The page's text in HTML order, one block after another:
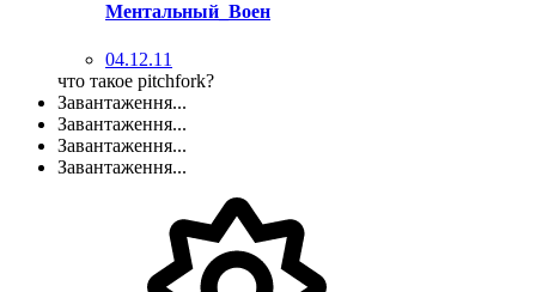
Ментальный_Воен
04.12.11
что такое pitchfork?
Завантаження...
Завантаження...
Завантаження...
Завантаження...